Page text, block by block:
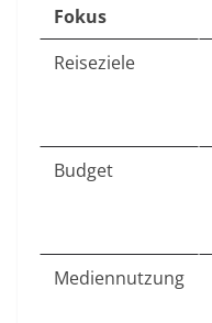
Fokus
Reiseziele
Budget
Mediennutzung